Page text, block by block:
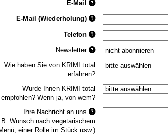
E-Mail
E-Mail (Wiederholung)
Telefon
Newsletter
Wie haben Sie von KRIMI total
erfahren?
Wurde Ihnen KRIMI total
empfohlen? Wenn ja, von wem?
Ihre Nachricht an uns
Wunsch nach vegetarischem
einer Rolle im Stück usw.)